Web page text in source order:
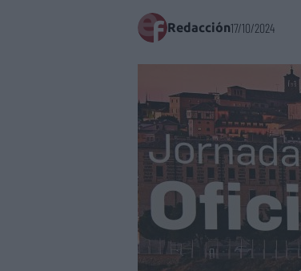
Redacción17/10/2024